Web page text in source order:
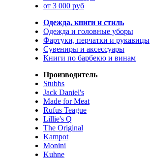
от 3 000 руб
Одежда, книги и стиль
Одежда и головные уборы
Фартуки, перчатки и рукавицы
Сувениры и аксессуары
Книги по барбекю и винам
Производитель
Stubbs
Jack Daniel's
Made for Meat
Rufus Teague
Lillie's Q
The Original
Kampot
Monini
Kuhne